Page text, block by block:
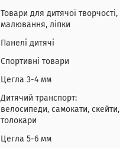
Товари для дитячої творчості,
малювання, ліпки
Панелі дитячі
Спортивні товари
Цегла 3-4 мм
Дитячий транспорт:
велосипеди, самокати, скейти,
толокари
Цегла 5-6 мм